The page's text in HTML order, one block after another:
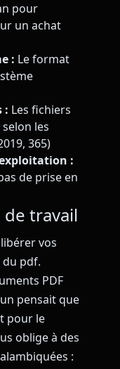
pour
un achat
: Le format
: Les fichiers
les
365)
:
de prise en
travail
vos
du pdf.
PDF
pensait que
pour le
oblige à des
: